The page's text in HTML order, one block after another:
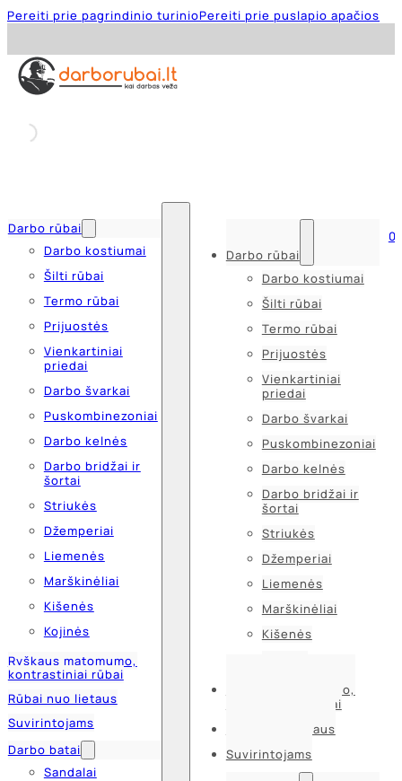
Pereiti prie pagrindinio turinioPereiti prie puslapio apačios
Darbo rūbai
Darbo kostiumai
Šilti rūbai
Termo rūbai
Prijuostės
Vienkartiniai
priedai
Darbo švarkai
Puskombinezoniai
Darbo kelnės
Darbo bridžai ir
šortai
Striukės
Džemperiai
Liemenės
Marškinėliai
Kišenės
Kojinės
Ryškaus matomumo,
kontrastiniai rūbai
Rūbai nuo lietaus
Suvirintojams
Darbo batai
Sandalai
Darbo rūbai
Darbo kostiumai
Šilti rūbai
Termo rūbai
Prijuostės
Vienkartiniai
priedai
Darbo švarkai
Puskombinezoniai
Darbo kelnės
Darbo bridžai ir
šortai
Striukės
Džemperiai
Liemenės
Marškinėliai
Kišenės
Ryškaus matomumo,
kontrastiniai rūbai
Rūbai nuo lietaus
Suvirintojams
0